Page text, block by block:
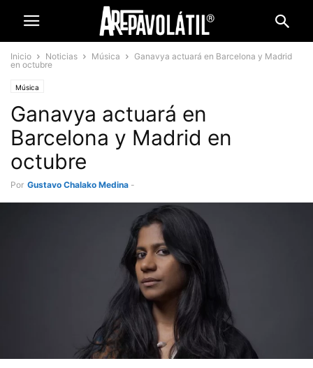
Inicio Noticias Música
Ganavya actuará en Barcelona y Madrid
en octubre
Música
Ganavya actuará en
Barcelona y Madrid en
octubre
Por Gustavo Chalako Medina -